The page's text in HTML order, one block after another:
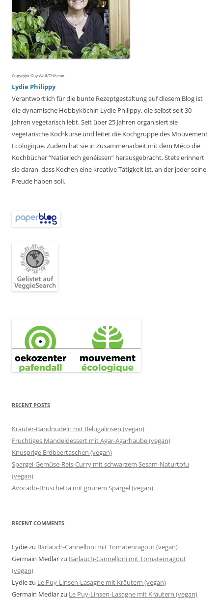
Copyright Guy Wolf/Télécran
Lydie Philippy
Verantwortlich für die bunte Rezeptgestaltung auf diesem Blog ist
die dynamische Hobbyköchin Lydie Philippy, die selbst seit 30
Jahren vegetarisch lebt. Seit über 25 Jahren organisiert sie
vegetarische Kochkurse und leitet die Kochgruppe des Mouvement
Ecologique. Zudem hat sie in Zusammenarbeit mit dem Méco die
Kochbücher “Natierlech genéissen” herausgebracht. Stets erinnert
sie daran, dass Kochen eine kreative Tätigkeit ist, an der jeder seine
Freude haben soll.
RECENT POSTS
Kräuter-Bandnudeln mit Belugalinsen (vegan)
Fruchtiges Mandeldessert mit Agar-Agarhaube (vegan)
Knusprige Erdbeertaschen (vegan)
Spargel-Gemüse-Reis-Curry mit schwarzem Sesam-Naturtofu
(vegan)
Avocado-Bruschetta mit grünem Spargel (vegan)
RECENT COMMENTS
Lydiezu Bärlauch-Cannelloni mit Tomatenragout (vegan)
Germain Medlarzu Bärlauch-Cannelloni mit Tomatenragout
(vegan)
Lydiezu Le Puy-Linsen-Lasagne mit Kräutern (vegan)
Germain Medlarzu Le Puy-Linsen-Lasagne mit Kräutern (vegan)